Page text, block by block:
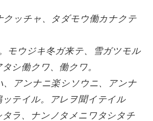
ッチャ、タダモウ働カナクテ
モウジキ冬ガ来テ、雪ガツモル
シ働クワ、働クワ。
アンナニ楽シソウニ、アンナ
テイル。アレヲ聞イテイル
タラ、ナンノタメニワタシタチ